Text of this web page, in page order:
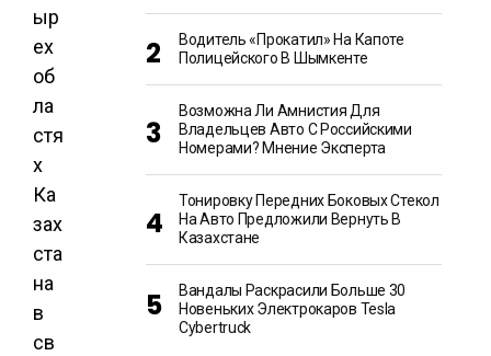
ыр
ех
об
ла
стя
х
Ка
зах
ста
на
в
св
Водитель «прокатил» На Капоте
Полицейского В Шымкенте
Возможна Ли Амнистия Для
Владельцев Авто С Российскими
Номерами? Мнение Эксперта
Тонировку Передних Боковых Стекол
На Авто Предложили Вернуть В
Казахстане
Вандалы Раскрасили Больше 30
Новеньких Электрокаров Tesla
Cybertruck